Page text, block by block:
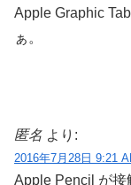
Apple Graphic
ぁ。
匿名 より:
2016年7月28日 9:21
Apple Pencil が接